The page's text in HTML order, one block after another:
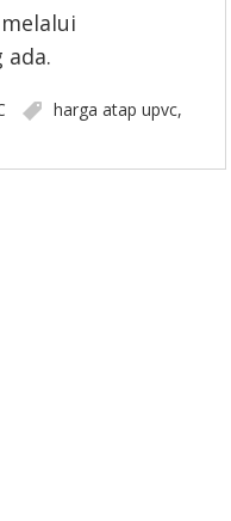
ada.
harga atap upvc,